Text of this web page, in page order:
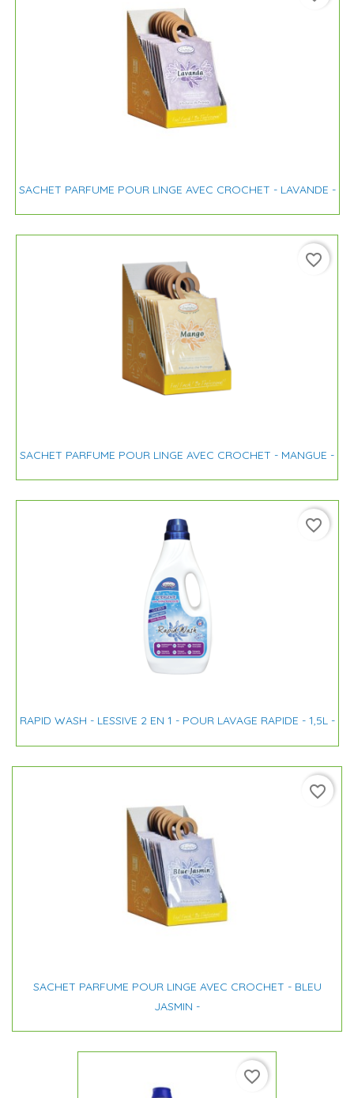
SACHET PARFUME POUR LINGE AVEC CROCHET - LAVANDE -
SACHET PARFUME POUR LINGE AVEC CROCHET - MANGUE -
favorite_border
RAPID WASH - LESSIVE 2 EN 1 - POUR LAVAGE RAPIDE - 1,5L -
favorite_border
SACHET PARFUME POUR LINGE AVEC CROCHET - BLEU
JASMIN -
favorite_border
favorite_border